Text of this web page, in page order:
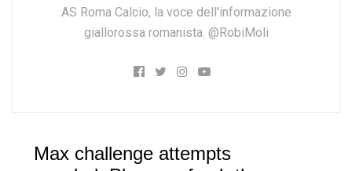
AS Roma Calcio, la voce dell'informazione
giallorossa romanista. @RobiMoli